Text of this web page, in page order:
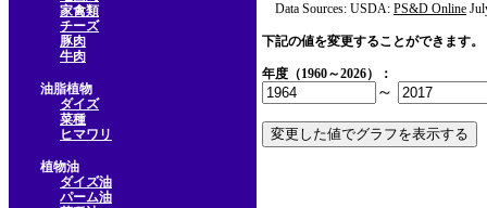
家禽類
チーズ
豚肉
牛肉
油脂植物
ダイズ
菜種
ヒマワリ
植物油
ダイズ油
パーム油
Data Sources: USDA: PS&D Online
下記の値を変更することができます。
年度（1960～2026）：
～